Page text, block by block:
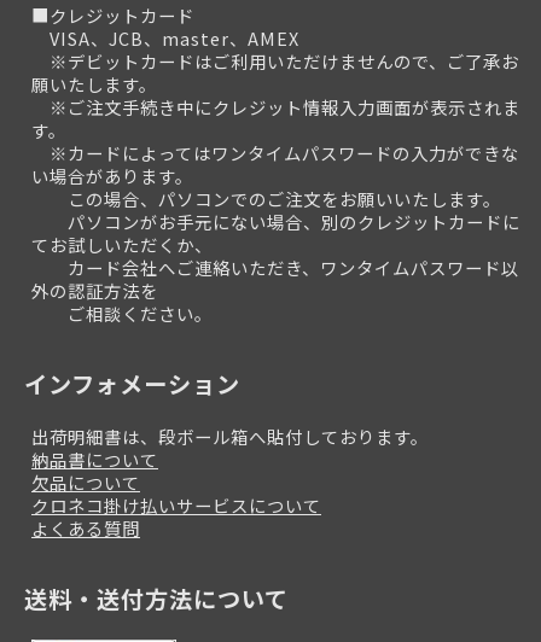
■クレジットカード
VISA、JCB、master、AMEX
※デビットカードはご利用いただけませんので、ご了承お
願いたします。
※ご注文手続き中にクレジット情報入力画面が表示されま
す。
※カードによってはワンタイムパスワードの入力ができな
い場合があります。
この場合、パソコンでのご注文をお願いいたします。
パソコンがお手元にない場合、別のクレジットカードに
てお試しいただくか、
カード会社へご連絡いただき、ワンタイムパスワード以
外の認証方法を
ご相談ください。
インフォメーション
出荷明細書は、段ボール箱へ貼付しております。
納品書について
欠品について
クロネコ掛け払いサービスについて
よくある質問
送料・送付方法について